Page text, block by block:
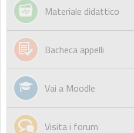
Materiale didattico
Bacheca appelli
Vai a Moodle
Visita i forum